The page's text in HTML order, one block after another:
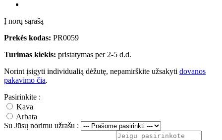
Į norų sąrašą
Prekės kodas: PR0059
Turimas kiekis: pristatymas per 2-5 d.d.
Norint įsigyti individualią dėžutę, nepamirškite užsakyti dovanos
pakavimo čia.
Pasirinkite :
Kava
Arbata
Su Jūsų norimu užrašu :